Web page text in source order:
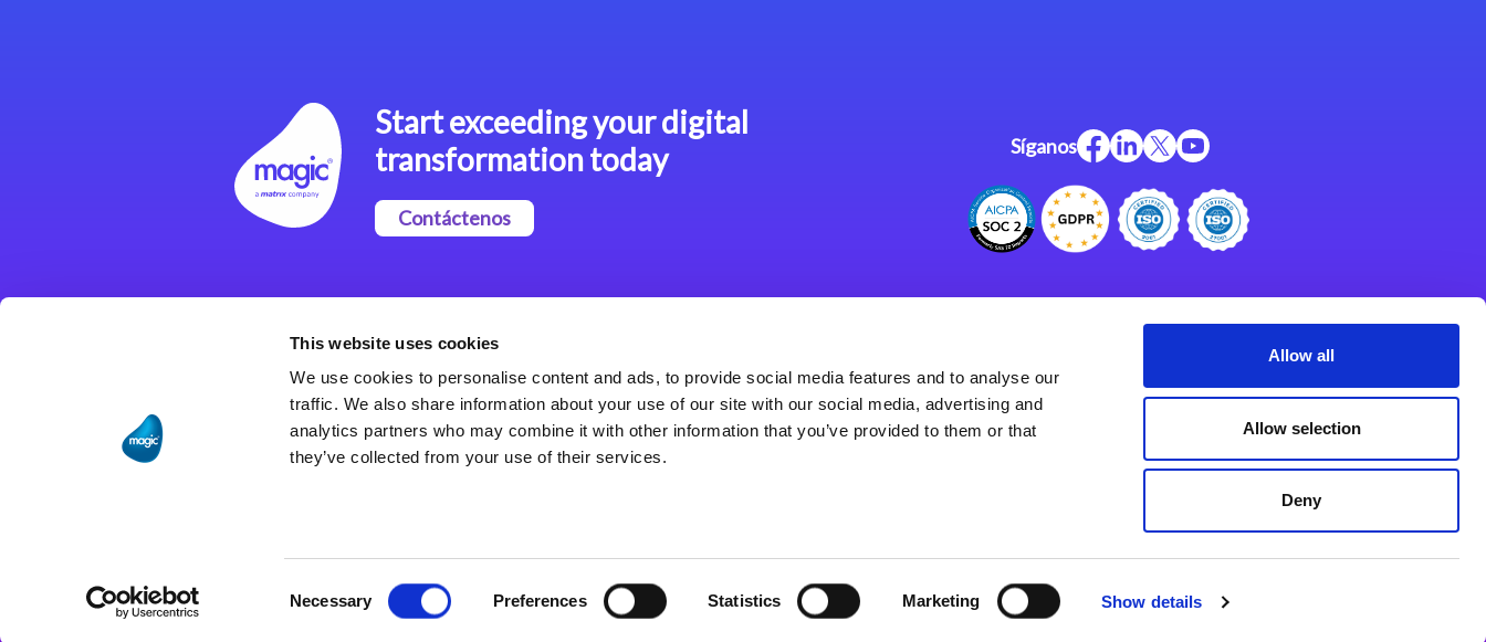
This website uses cookies
We use cookies to personalise content and ads, to provide social media features and to analyse our
traffic. We also share information about your use of our site with our social media, advertising and
analytics partners who may combine it with other information that you’ve provided to them or that
they’ve collected from your use of their services.
Necessary Preferences Statistics Marketing Show details
Allow all
Allow selection
Deny
Start exceeding your digital
transformation today
Contáctenos
Síganos
Integración
Soluciones de integración
Marco de Aplicaciones Web
de Magic xpa
Acerca de Magic
Oficinas Internacionales
Políticas de Privacidad
Programa de Asociados